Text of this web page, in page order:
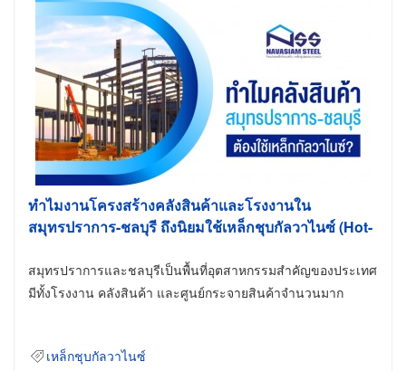
ทำไมงานโครงสร้างคลังสินค้าและโรงงานใน
สมุทรปราการ-ชลบุรี ถึงนิยมใช้เหล็กชุบกัลวาไนซ์ (Hot-
สมุทรปราการและชลบุรีเป็นพื้นที่อุตสาหกรรมสำคัญของประเทศ
มีทั้งโรงงาน คลังสินค้า และศูนย์กระจายสินค้าจำนวนมาก
เหล็กชุบกัลวาไนซ์